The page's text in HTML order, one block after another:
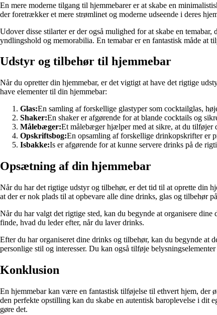
En mere moderne tilgang til hjemmebarer er at skabe en
der foretrækker et mere strømlinet og moderne udseende i deres
Udover disse stilarter er der også mulighed for at skabe en
yndlingshold og memorabilia. En temabar er en fantastisk måde at
Udstyr og tilbehør til hjemmebar
Når du opretter din hjemmebar, er det vigtigt at have det rigtige
have elementer til din hjemmebar:
Glas:En samling af forskellige glastyper som cocktailglas,
Shaker:En shaker er afgørende for at blande cocktails og
Målebæger:Et målebæger hjælper med at sikre, at du tilføjer
Opskriftsbog:En opsamling af forskellige drinkopskrifter er
Isbakke:Is er afgørende for at kunne servere drinks på de
Opsætning af din hjemmebar
Når du har det rigtige udstyr og tilbehør, er det tid til at oprette din
at der er nok plads til at opbevare alle dine drinks, glas og tilbehør
Når du har valgt det rigtige sted, kan du begynde at organisere
finde, hvad du leder efter, når du laver drinks.
Efter du har organiseret dine drinks og tilbehør, kan du begynde at
personlige stil og interesser. Du kan også tilføje
Konklusion
En hjemmebar kan være en fantastisk tilføjelse til ethvert hjem, der
den perfekte opstilling kan du skabe en autentisk baroplevelse i dit
gøre det.